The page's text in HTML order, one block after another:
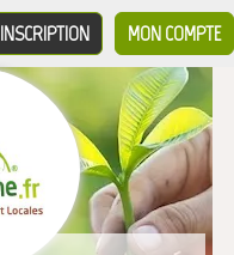
MON COMPTE
INSCRIPTION